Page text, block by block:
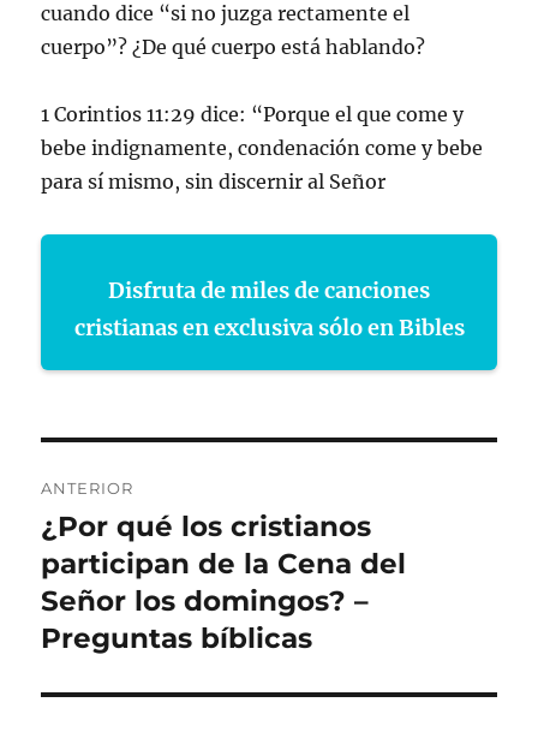
cuando dice “si no juzga rectamente el
cuerpo”? ¿De qué cuerpo está hablando?
1 Corintios 11:29 dice: “Porque el que come y
bebe indignamente, condenación come y bebe
para sí mismo, sin discernir al Señor
Disfruta de miles de canciones
cristianas en exclusiva sólo en Bibles
de
entradas
ANTERIOR
Entrada
anterior:
¿Por qué los cristianos
participan de la Cena del
Señor los domingos? –
Preguntas bíblicas